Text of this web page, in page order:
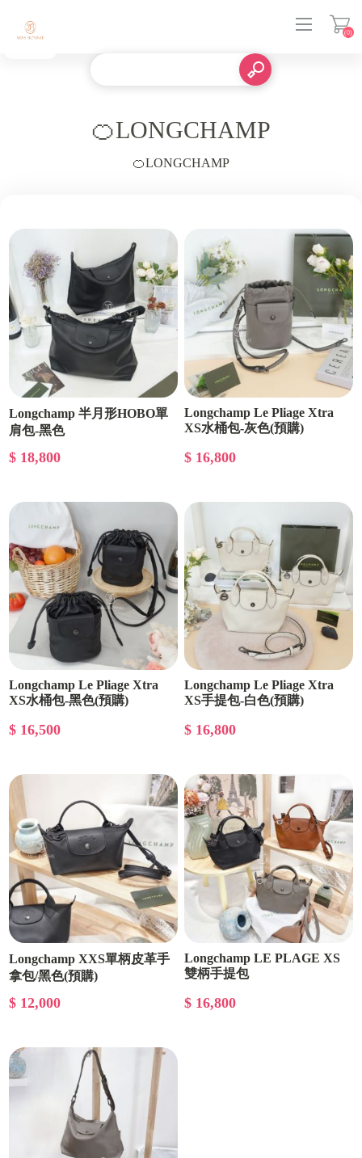
(0)
🍊LONGCHAMP
🍊LONGCHAMP
Longchamp 半月形HOBO單
肩包-黑色
$ 18,800
Longchamp Le Pliage Xtra
XS水桶包-灰色(預購)
$ 16,800
Longchamp Le Pliage Xtra
XS水桶包-黑色(預購)
$ 16,500
Longchamp Le Pliage Xtra
XS手提包-白色(預購)
$ 16,800
Longchamp XXS單柄皮革手
拿包/黑色(預購)
$ 12,000
Longchamp LE PLAGE XS
雙柄手提包
$ 16,800